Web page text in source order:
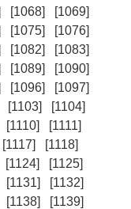
[1068]
[1069]
[1075]
[1076]
[1082]
[1083]
[1089]
[1090]
[1096]
[1097]
[1103]
[1104]
[1110]
[1111]
[1117]
[1118]
[1124]
[1125]
[1131]
[1132]
[1138]
[1139]